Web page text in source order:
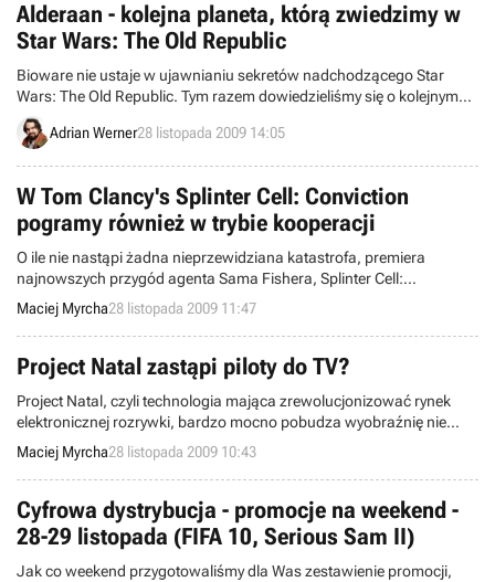
Alderaan - kolejna planeta, którą zwiedzimy w
Star Wars: The Old Republic
Bioware nie ustaje w ujawnianiu sekretów nadchodzącego Star
Wars: The Old Republic. Tym razem dowiedzieliśmy się o kolejnym
miejscu, które będziemy mieli okazję zwiedzić w grze. Jest nią
planeta Alderaan – ta sama, która wiele tysięcy lat później zostanie
Adrian Werner28 listopada 2009 14:05
W Tom Clancy's Splinter Cell: Conviction
pogramy również w trybie kooperacji
O ile nie nastąpi żadna nieprzewidziana katastrofa, premiera
najnowszych przygód agenta Sama Fishera, Splinter Cell:
Conviction, będzie miała miejsce w lutym przyszłego roku. Jako, że
czasu pozostało już niewiele, pora więc na zaostrzanie apetytu
graczy na wspomnianą produkcję i podgrzewanie wokół niej
atmosfery.
Maciej Myrcha28 listopada 2009 11:47
Project Natal zastąpi piloty do TV?
Project Natal, czyli technologia mająca zrewolucjonizować rynek
elektronicznej rozrywki, bardzo mocno pobudza wyobraźnię nie
tylko graczy czy producentów gier, ale również „wizjonerów”
wykraczających dalej w przyszłość. Jednym z nich wydaje się być
Marc Whitten, dyrektor generalny usługi Xbox Live.
Maciej Myrcha28 listopada 2009 10:43
Cyfrowa dystrybucja - promocje na weekend -
28-29 listopada (FIFA 10, Serious Sam II)
Jak co weekend przygotowaliśmy dla Was zestawienie promocji,